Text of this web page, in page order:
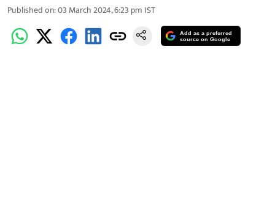
Published on:03 March 2024, 6:23 pm IST
Add as a preferred
source on Google